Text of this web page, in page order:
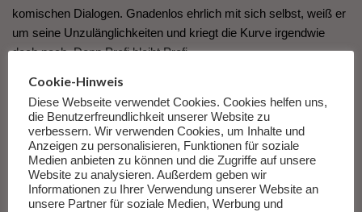
komischen Dialogen. Gnadenlos ehrlich mit sich selbst, weiß er
um seine Unzulänglichkeiten und kriegt die Kurve irgendwie
doch noch. Denn Profi bleibt Profi.
Luis Sepúlveda starb in diesem Jahr im Alter von siebzig Jahren
an Covid-19. Dass das „Tagebuch eines sentimentalen Killers“
just zu diesem Zeitpunkt neu herauskommt, ist eine schöne
Würdigung.
Luis Sepúlveda
Cookie-Hinweis
Diese Webseite verwendet Cookies. Cookies helfen uns,
die Benutzerfreundlichkeit unserer Website zu
verbessern. Wir verwenden Cookies, um Inhalte und
Anzeigen zu personalisieren, Funktionen für soziale
Medien anbieten zu können und die Zugriffe auf unsere
Website zu analysieren. Außerdem geben wir
Informationen zu Ihrer Verwendung unserer Website an
unsere Partner für soziale Medien, Werbung und